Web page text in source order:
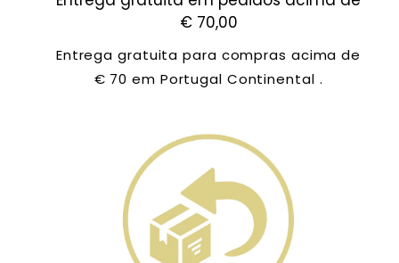
€ 70,00
Entrega gratuita para compras acima de
€ 70 em Portugal Continental .